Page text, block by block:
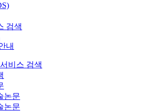
검색
내
비스 검색
논문
논문